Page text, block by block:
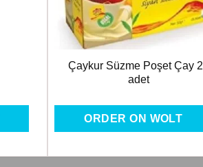
Çaykur Süzme Poşet Çay
adet
ORDER ON WOLT